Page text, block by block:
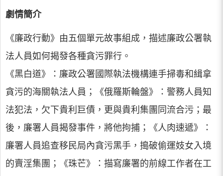
劇情簡介
《廉政行動》由五個單元故事組成，描述廉政公署執
法人員如何揭發各種貪污罪行。
《黑白道》：廉政公署國際執法機構連手掃毒和緝拿
貪污的海關執法人員；《俄羅斯輪盤》：警務人員知
法犯法，欠下貴利巨債，更與貴利集團同流合污；最
後，廉署人員揭發事件，將他拘捕；《人肉速遞》：
廉署人員追查移民局內貪污黑手，搗破偷運妓女入境
的賣淫集團；《珠芒》：描寫廉署的前線工作者在工